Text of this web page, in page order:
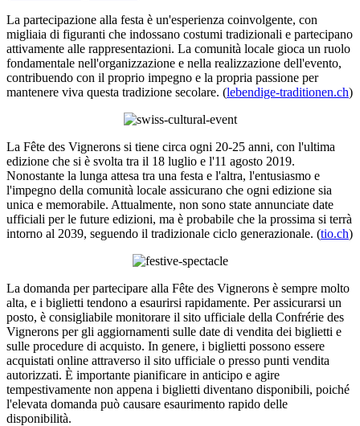
La partecipazione alla festa è un'esperienza coinvolgente, con
migliaia di figuranti che indossano costumi tradizionali e partecipano
attivamente alle rappresentazioni. La comunità locale gioca un ruolo
fondamentale nell'organizzazione e nella realizzazione dell'evento,
contribuendo con il proprio impegno e la propria passione per
mantenere viva questa tradizione secolare. (lebendige-traditionen.ch)
La Fête des Vignerons si tiene circa ogni 20-25 anni, con l'ultima
edizione che si è svolta tra il 18 luglio e l'11 agosto 2019.
Nonostante la lunga attesa tra una festa e l'altra, l'entusiasmo e
l'impegno della comunità locale assicurano che ogni edizione sia
unica e memorabile. Attualmente, non sono state annunciate date
ufficiali per le future edizioni, ma è probabile che la prossima si terrà
intorno al 2039, seguendo il tradizionale ciclo generazionale. (tio.ch)
La domanda per partecipare alla Fête des Vignerons è sempre molto
alta, e i biglietti tendono a esaurirsi rapidamente. Per assicurarsi un
posto, è consigliabile monitorare il sito ufficiale della Confrérie des
Vignerons per gli aggiornamenti sulle date di vendita dei biglietti e
sulle procedure di acquisto. In genere, i biglietti possono essere
acquistati online attraverso il sito ufficiale o presso punti vendita
autorizzati. È importante pianificare in anticipo e agire
tempestivamente non appena i biglietti diventano disponibili, poiché
l'elevata domanda può causare esaurimento rapido delle
disponibilità.